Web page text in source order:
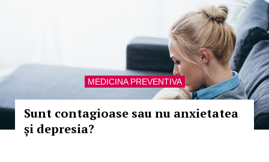
MEDICINA PREVENTIVA
Sunt contagioase sau nu anxietatea
și depresia?